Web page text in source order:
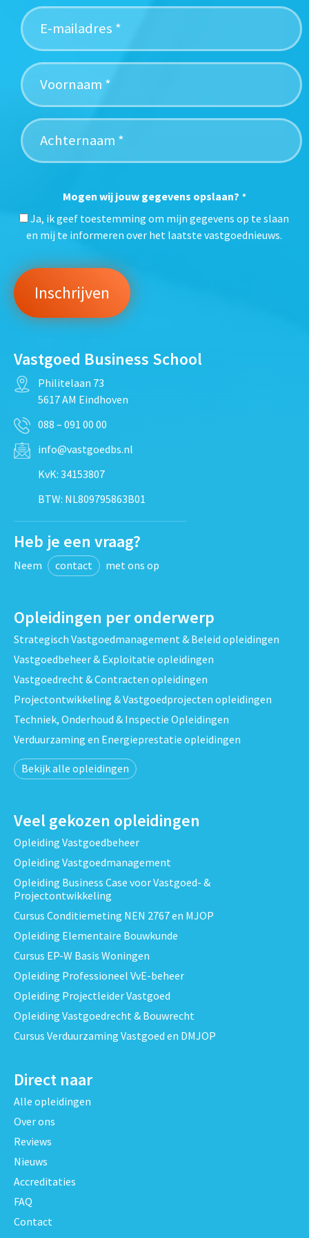
Mogen wij jouw gegevens opslaan? *
Ja, ik geef toestemming om mijn gegevens op te slaan
en mij te informeren over het laatste vastgoednieuws.
Vastgoed Business School
Philitelaan 73
5617 AM Eindhoven
088 – 091 00 00
info@vastgoedbs.nl
KvK: 34153807
BTW: NL809795863B01
Heb je een vraag?
Neem contact met ons op
Opleidingen per onderwerp
Strategisch Vastgoedmanagement & Beleid opleidingen
Vastgoedbeheer & Exploitatie opleidingen
Vastgoedrecht & Contracten opleidingen
Projectontwikkeling & Vastgoedprojecten opleidingen
Techniek, Onderhoud & Inspectie Opleidingen
Verduurzaming en Energieprestatie opleidingen
Bekijk alle opleidingen
Veel gekozen opleidingen
Opleiding Vastgoedbeheer
Opleiding Vastgoedmanagement
Opleiding Business Case voor Vastgoed- &
Projectontwikkeling
Cursus Conditiemeting NEN 2767 en MJOP
Opleiding Elementaire Bouwkunde
Cursus EP-W Basis Woningen
Opleiding Professioneel VvE-beheer
Opleiding Projectleider Vastgoed
Opleiding Vastgoedrecht & Bouwrecht
Cursus Verduurzaming Vastgoed en DMJOP
Direct naar
Alle opleidingen
Over ons
Reviews
Nieuws
Accreditaties
FAQ
Contact